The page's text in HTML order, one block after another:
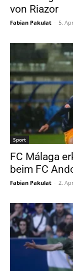
von Riazor
Fabian Pakulat - 5.
Sport
FC Málaga
beim FC
Fabian Pakulat - 2.